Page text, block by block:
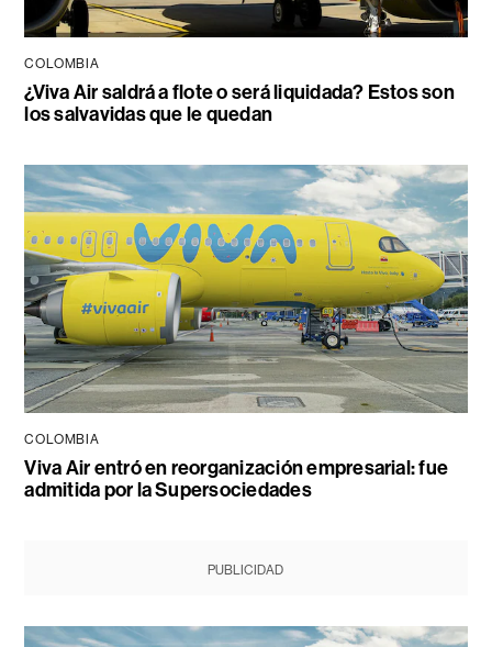
COLOMBIA
¿Viva Air saldrá a flote o será liquidada? Estos son
los salvavidas que le quedan
COLOMBIA
Viva Air entró en reorganización empresarial: fue
admitida por la Supersociedades
PUBLICIDAD